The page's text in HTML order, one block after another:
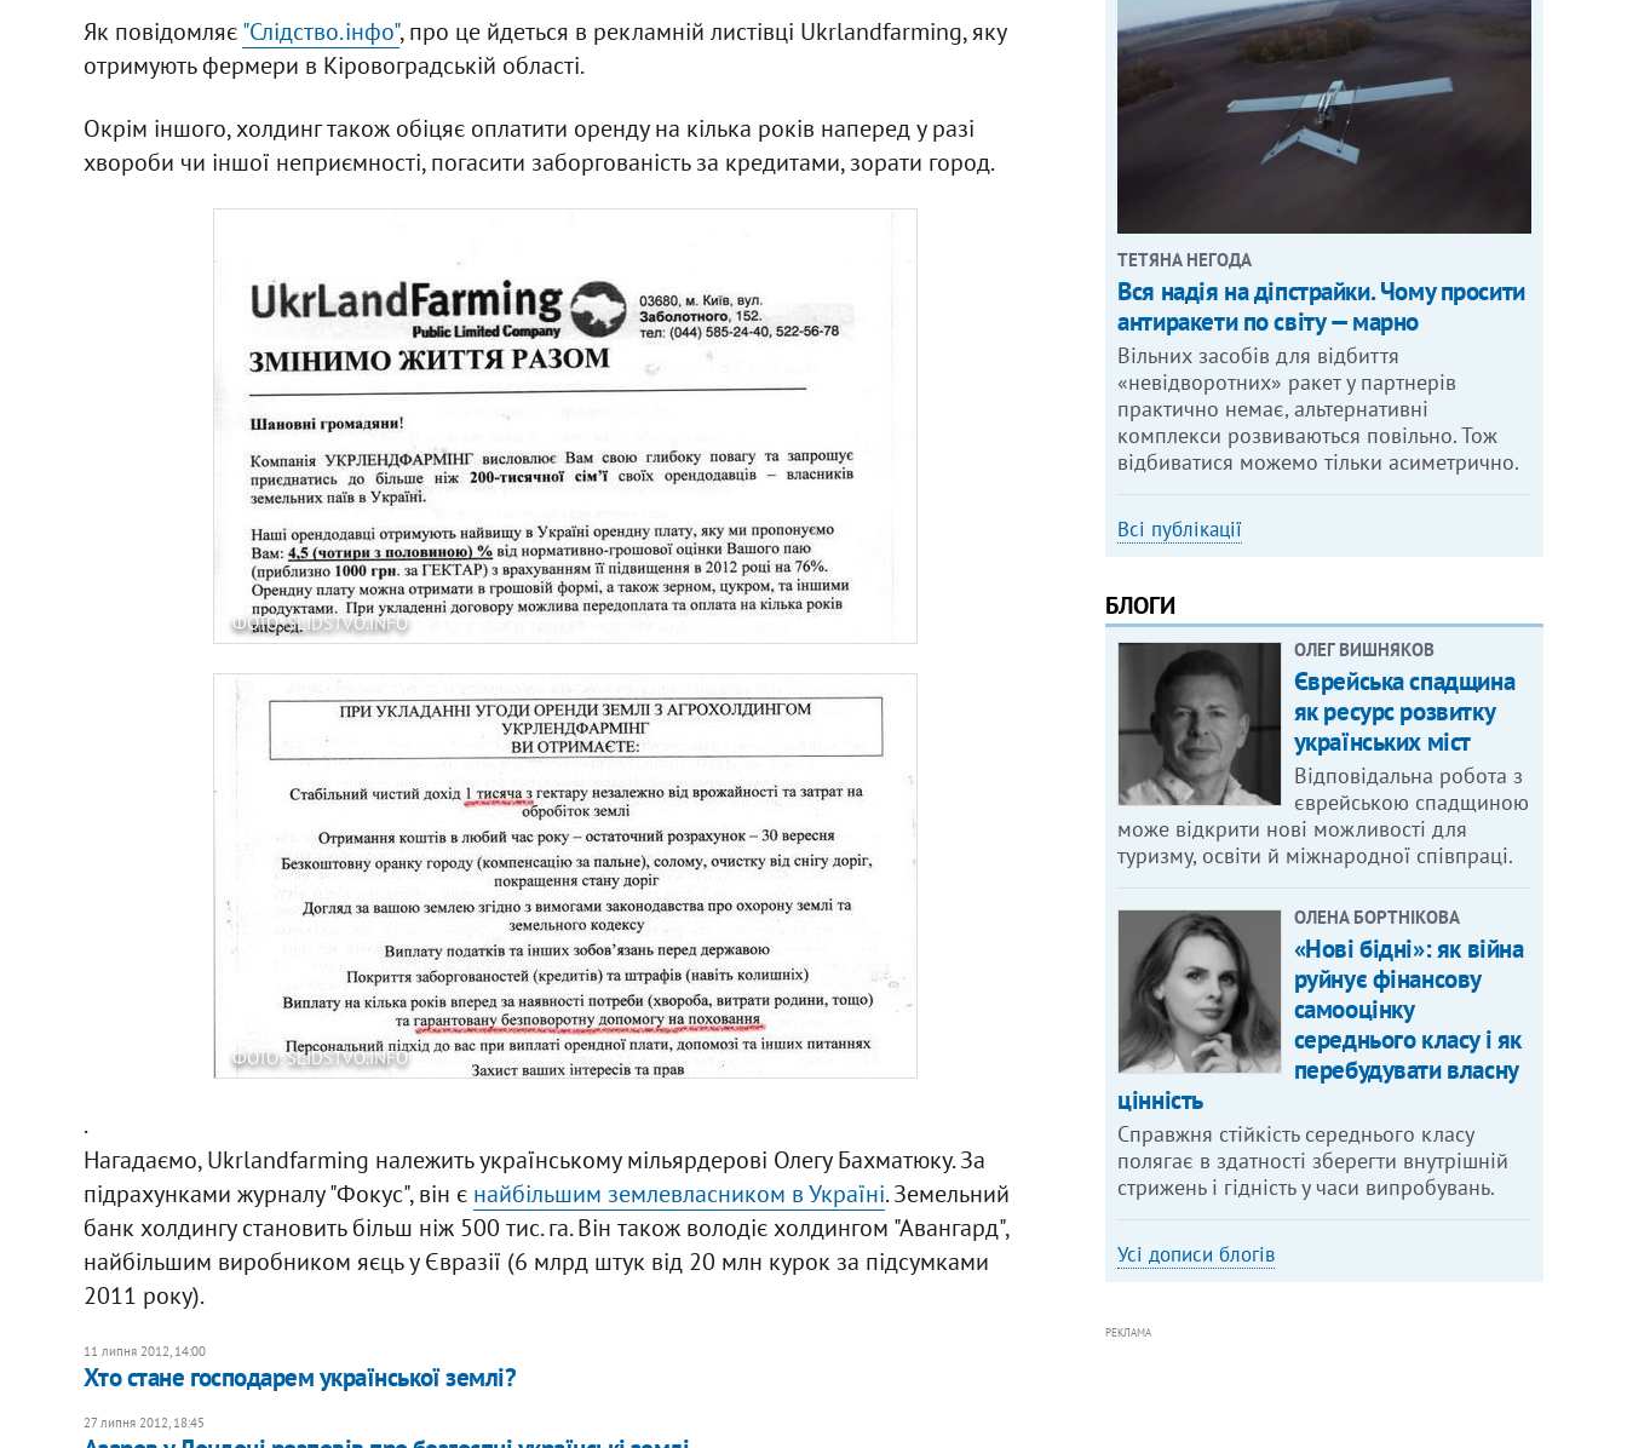
Як повідомляє"Слідство.інфо", про це йдеться в рекламній листівці Ukrlandfarming, яку
отримують фермери в Кіровоградській області.
Окрім іншого, холдинг також обіцяє оплатити оренду на кілька років наперед у разі
хвороби чи іншої неприємності, погасити заборгованість за кредитами, зорати город.
ФОТО: SLIDSTVO.INFO
ФОТО: SLIDSTVO.INFO
.
Нагадаємо, Ukrlandfarming належить українському мільярдерові Олегу Бахматюку. За
підрахунками журналу "Фокус", він є найбільшим землевласником в Україні. Земельний
банк холдингу становить більш ніж 500 тис. га. Він також володіє холдингом "Авангард",
найбільшим виробником яєць у Євразії (6 млрд штук від 20 млн курок за підсумками
2011 року).
11 липня 2012, 14:00
Хто стане господарем української землі?
27 липня 2012, 18:45
ТЕТЯНА НЕГОДА
Вся надія на діпстрайки. Чому просити
антиракети по світу — марно
Вільних засобів для відбиття
«невідворотних» ракет у партнерів
практично немає, альтернативні
комплекси розвиваються повільно. Тож
відбиватися можемо тільки асиметрично.
Всі публікації
БЛОГИ
ОЛЕГ ВИШНЯКОВ
Єврейська спадщина
як ресурс розвитку
українських міст
Відповідальна робота з
єврейською спадщиною
може відкрити нові можливості для
туризму, освіти й міжнародної співпраці.
ОЛЕНА БОРТНІКОВА
«Нові бідні»: як війна
руйнує фінансову
самооцінку
середнього класу і як
перебудувати власну
цінність
Справжня стійкість середнього класу
полягає в здатності зберегти внутрішній
стрижень і гідність у часи випробувань.
Усі дописи блогів
РЕКЛАМА